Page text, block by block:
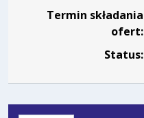
Termin składania
ofert:
Status: